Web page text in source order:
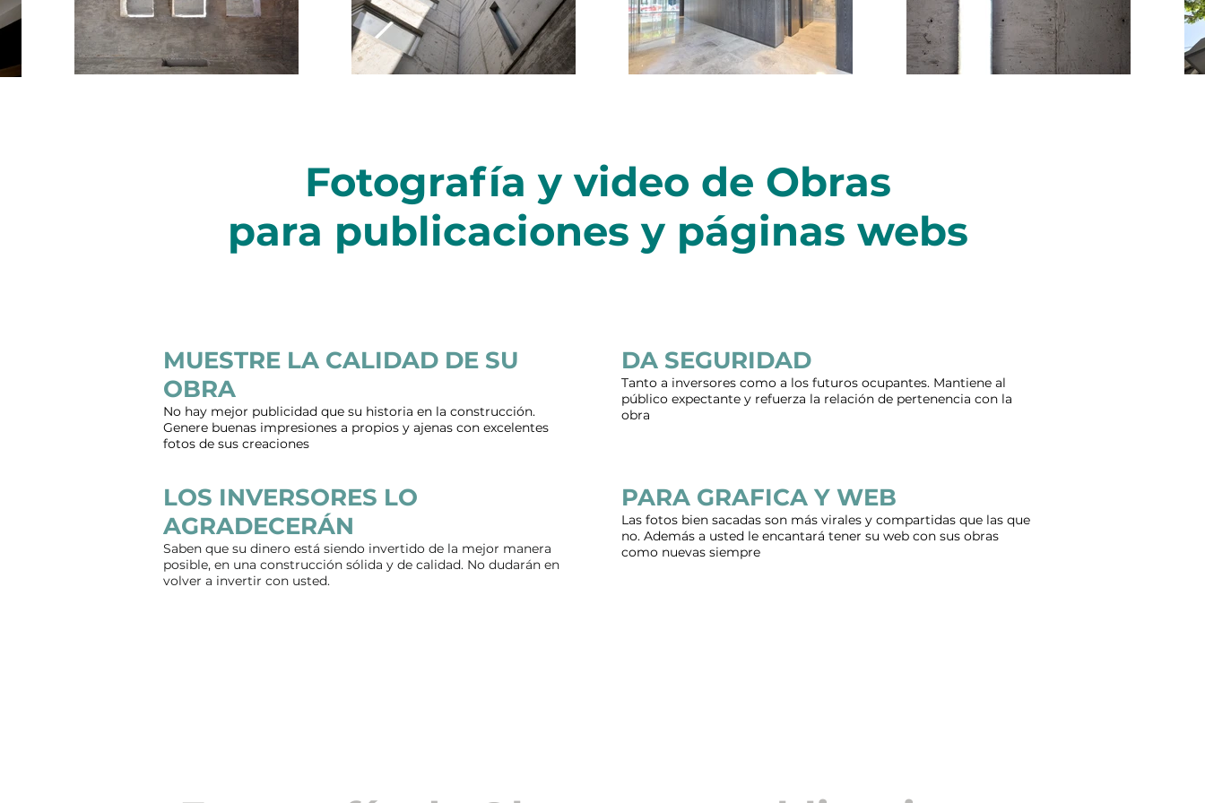
Fotografía y video de Obras
para publicaciones y páginas webs
MUESTRE LA CALIDAD DE SU
OBRA
No hay mejor publicidad que su historia en la construcción.
Genere buenas impresiones a propios y ajenas con excelentes
fotos de sus creaciones
LOS INVERSORES LO
AGRADECERÁN
Saben que su dinero está siendo invertido de la mejor manera
posible, en una construcción sólida y de calidad. No dudarán en
volver a invertir con usted.
DA SEGURIDAD
Tanto a inversores como a los futuros ocupantes. Mantiene al
público expectante y refuerza la relación de pertenencia con la
obra
PARA GRAFICA Y WEB
Las fotos bien sacadas son más virales y compartidas que las que
no. Además a usted le encantará tener su web con sus obras
como nuevas siempre